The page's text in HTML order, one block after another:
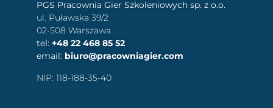
PGS Pracownia Gier Szkoleniowych sp. z o.o.
ul. Puławska 39/2
02-508 Warszawa
tel: +48 22 468 85 52
email: biuro@pracowniagier.com
NIP: 118-188-35-40